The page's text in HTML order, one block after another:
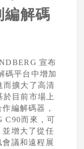
編解碼
宣布
碼平台中增加
而擴大了高清
於目前市場上
編解碼器，
C90而來，可
增大了從任
議和遠程展